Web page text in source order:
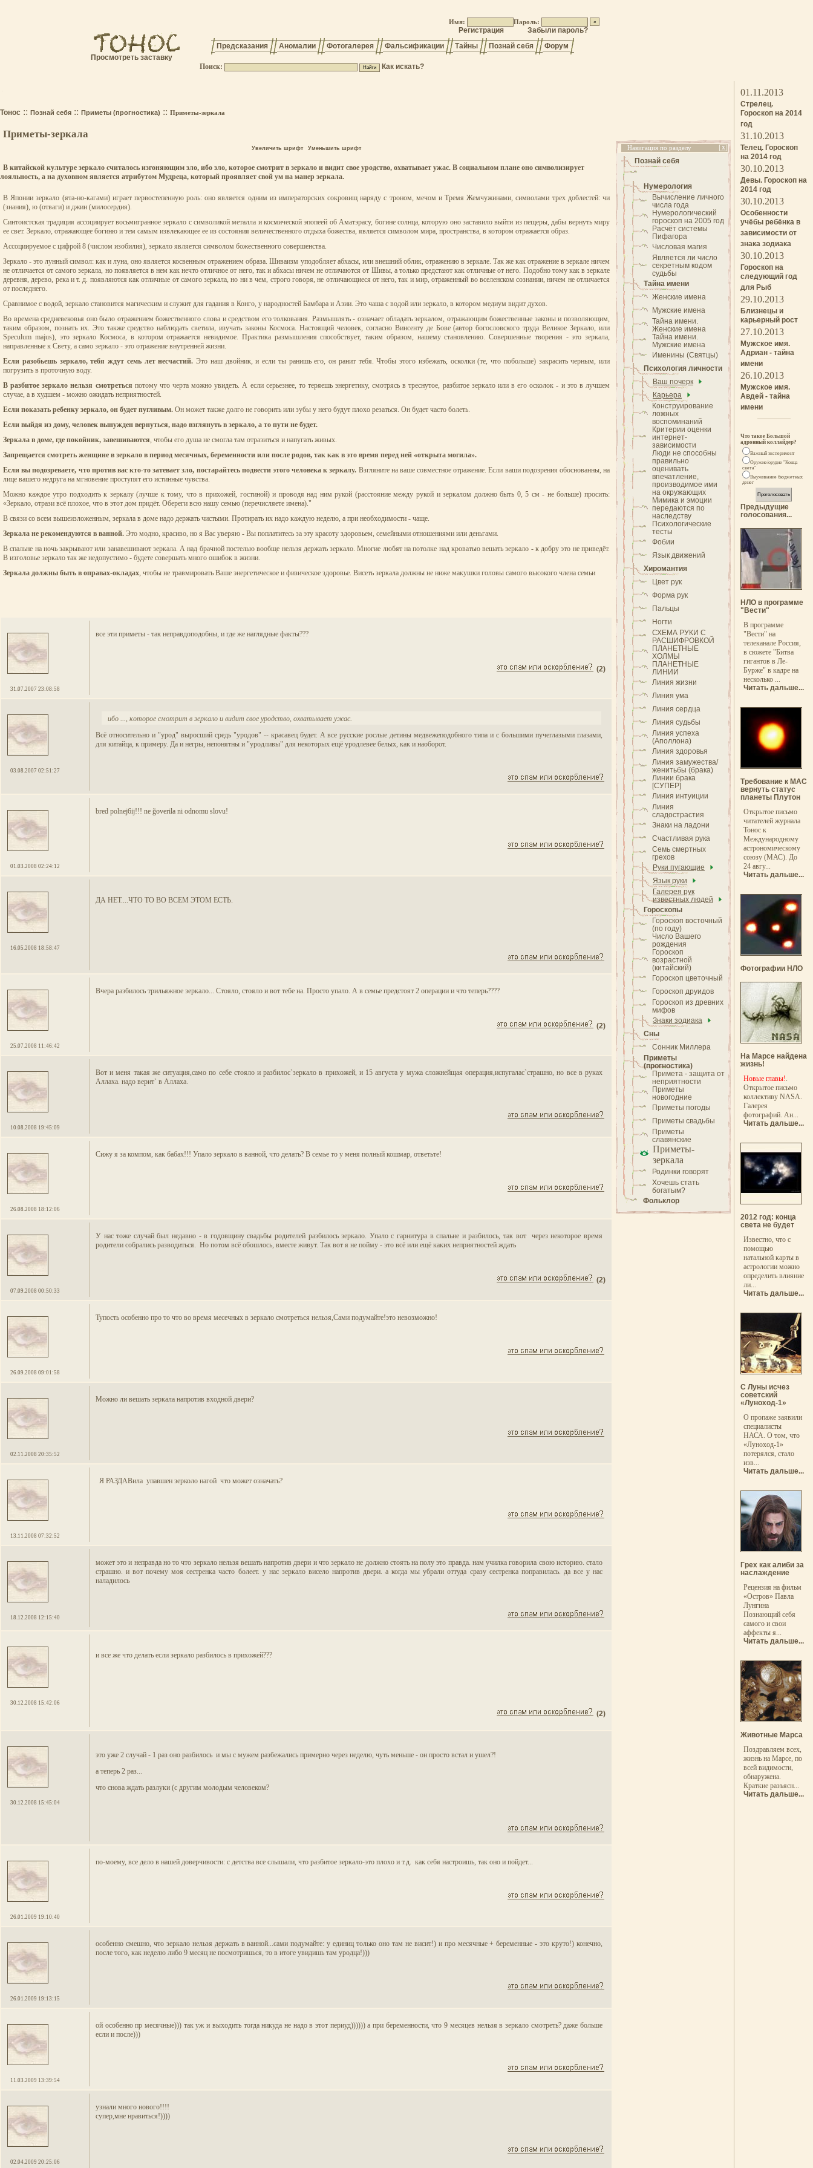
Имя: Пароль:
Регистрация
Забыли пароль?
Предсказания
Аномалии Фотогалерея Фальсификации Тайны Познай себя Форум
Поиск: Как искать?
Тонос :: Познай себя :: Приметы (прогностика) :: Приметы-зеркала
Приметы-зеркала
Увеличить шрифт Уменьшить шрифт
В китайской культуре зеркало считалось изгоняющим зло, ибо зло, которое смотрит в зеркало и видит свое уродство, охватывает ужас. В социальном плане оно символизирует
лояльность, а на духовном является атрибутом Мудреца, который проявляет свой ум на манер зеркала.
В Японии зеркало (ята-но-кагами) играет первостепенную роль: оно является одним из императорских сокровищ наряду с троном, мечом и Тремя Жемчужинами, символами трех доблестей: чи
(знания), ю (отваги) и джин (милосердия).
Синтоистская традиция ассоциирует восьмигранное зеркало с символикой металла и космической эпопеей об Аматэрасу, богине солнца, которую оно заставило выйти из пещеры, дабы вернуть миру
ее свет. Зеркало, отражающее богиню и тем самым извлекающее ее из состояния величественного отдыха божества, является символом мира, пространства, в котором отражается образ.
Ассоциируемое с цифрой 8 (числом изобилия), зеркало является символом божественного совершенства.
Зеркало - это лунный символ: как и луна, оно является косвенным отражением образа. Шиваизм уподобляет абхасы, или внешний облик, отражению в зеркале. Так же как отражение в зеркале ничем
не отличается от самого зеркала, но появляется в нем как нечто отличное от него, так и абхасы ничем не отличаются от Шивы, а только предстают как отличные от него. Подобно тому как в зеркале
деревня, дерево, река и т. д. появляются как отличные от самого зеркала, но ни в чем, строго говоря, не отличающиеся от него, так и мир, отраженный во вселенском сознании, ничем не отличается
от последнего.
Сравнимое с водой, зеркало становится магическим и служит для гадания в Конго, у народностей Бамбара и Азии. Это чаша с водой или зеркало, в котором медиум видит духов.
Во времена средневековья оно было отражением божественного слова и средством его толкования. Размышлять - означает обладать зеркалом, отражающим божественные законы и позволяющим,
таким образом, познать их. Это также средство наблюдать светила, изучать законы Космоса. Настоящий человек, согласно Винсенту де Бове (автор богословского труда Великое Зеркало, или
Speculum majus), это зеркало Космоса, в котором отражается невидимое. Практика размышления способствует, таким образом, нашему становлению. Совершенные творения - это зеркала,
направленные к Свету, а само зеркало - это отражение внутренней жизни.
Если разобьешь зеркало, тебя ждут семь лет несчастий. Это наш двойник, и если ты ранишь его, он ранит тебя. Чтобы этого избежать, осколки (те, что побольше) закрасить черным, или
погрузить в проточную воду.
В разбитое зеркало нельзя смотреться потому что черта можно увидеть. А если серьезнее, то теряешь энергетику, смотрясь в треснутое, разбитое зеркало или в его осколок - и это в лучшем
случае, а в худшем - можно ожидать неприятностей.
Если показать ребенку зеркало, он будет пугливым. Он может также долго не говорить или зубы у него будут плохо резаться. Он будет часто болеть.
Если выйдя из дому, человек вынужден вернуться, надо взглянуть в зеркало, а то пути не будет.
Зеркала в доме, где покойник, завешиваются, чтобы его душа не смогла там отразиться и напугать живых.
Запрещается смотреть женщине в зеркало в период месячных, беременности или после родов, так как в это время перед ней «открыта могила».
Если вы подозреваете, что против вас кто-то затевает зло, постарайтесь подвести этого человека к зеркалу. Взгляните на ваше совместное отражение. Если ваши подозрения обоснованны, на
лице вашего недруга на мгновение проступят его истинные чувства.
Можно каждое утро подходить к зеркалу (лучше к тому, что в прихожей, гостиной) и проводя над ним рукой (расстояние между рукой и зеркалом должно быть 0, 5 см - не больше) просить:
«Зеркало, отрази всё плохое, что в этот дом придёт. Обереги всю нашу семью (перечисляете имена)."
В связи со всем вышеизложенным, зеркала в доме надо держать чистыми. Протирать их надо каждую неделю, а при необходимости - чаще.
Зеркала не рекомендуются в ванной. Это модно, красиво, но я Вас уверяю - Вы поплатитесь за эту красоту здоровьем, семейными отношениями или деньгами.
В спальне на ночь закрывают или занавешивают зеркала. А над брачной постелью вообще нельзя держать зеркало. Многие любят на потолке над кроватью вешать зеркало - к добру это не приведёт.
В изголовье зеркало так же недопустимо - будете совершать много ошибок в жизни.
Зеркала должны быть в оправах-окладах, чтобы не травмировать Ваше энергетическое и физическое здоровье. Висеть зеркала должны не ниже макушки головы самого высокого члена семьи
31.07.2007 23:08:58
все эти приметы - так неправдоподобны, и где же наглядные факты???
(2)
03.08.2007 02:51:27
ибо ..., которое смотрит в зеркало и видит свое уродство, охватывает ужас.
Всё относительно и "урод" выросший средь "уродов" -- красавец будет. А все русские рослые детины медвежеподобного типа и с большими пучеглазыми глазами,
для китайца, к примеру. Да и негры, непонятны и "уродливы" для некоторых ещё уродлевее белых, как и наоборот.
01.03.2008 02:24:12
bred polnej6ij!!! ne ğoverila ni odnomu slovu!
16.05.2008 18:58:47
ДА НЕТ....ЧТО ТО ВО ВСЕМ ЭТОМ ЕСТЬ.
25.07.2008 11:46:42
Вчера разбилось трильяжное зеркало... Стояло, стояло и вот тебе на. Просто упало. А в семье предстоят 2 операции и что теперь????
(2)
10.08.2008 19:45:09
Вот и меня такая же ситуация,само по себе стояло и разбилос`зеркало в прихожей, и 15 августа у мужа сложнейщая операция,испугалас`страшно, но все в руках
Аллаха. надо верит` в Аллаха.
26.08.2008 18:12:06
Сижу я за компом, как бабах!!! Упало зеркало в ванной, что делать? В семье то у меня полный кошмар, ответьте!
07.09.2008 00:50:33
У нас тоже случай был недавно - в годовщину свадьбы родителей разбилось зеркало. Упало с гарнитура в спальне и разбилось, так вот через некоторое время
родители собрались разводиться. Но потом всё обошлось, вместе живут. Так вот я не пойму - это всё или ещё каких неприятностей ждать
(2)
26.09.2008 09:01:58
Тупость особенно про то что во время месечных в зеркало смотреться нельзя,Сами подумайте!это невозможно!
02.11.2008 20:35:52
Можно ли вешать зеркала напротив входной двери?
13.11.2008 07:32:52
Я РАЗДАВила упавшен зерколо нагой что может означать?
18.12.2008 12:15:40
может это и неправда но то что зеркало нельзя вешать напротив двери и что зеркало не должно стоять на полу это правда. нам училка говорила свою историю. стало
страшно. и вот почему моя сестренка часто болеет. у нас зеркало висело напротив двери. а когда мы убрали оттуда сразу сестренка поправилась. да все у нас
наладилось
30.12.2008 15:42:06
и все же что делать если зеркало разбилось в прихожей???
(2)
30.12.2008 15:45:04
это уже 2 случай - 1 раз оно разбилось и мы с мужем разбежались примерно через неделю, чуть меньше - он просто встал и ушел?!
а теперь 2 раз...
что снова ждать разлуки (с другим молодым человеком?
26.01.2009 19:10:40
по-моему, все дело в нашей доверчивости: с детства все слышали, что разбитое зеркало-это плохо и т.д. как себя настроишь, так оно и пойдет...
26.01.2009 19:13:15
особенно смешно, что зеркало нельзя держать в ванной...сами подумайте: у единиц только оно там не висит!) и про месячные + беременные - это круто!) конечно,
после того, как неделю либо 9 месяц не посмотришься, то в итоге увидишь там уродца!)))
11.03.2009 13:39:54
ой особенно пр месячные))) так уж и выходить тогда никуда не надо в этот периуд)))))) а при беременности, что 9 месяцев нельзя в зеркало смотреть? даже больше
если и после)))
02.04.2009 20:25:06
узнали много нового!!!!
супер,мне нравиться!))))
Навигация по разделу X
Познай себя
Нумерология
Вычисление личного
числа года
Нумерологический
гороскоп на 2005 год
Расчёт системы
Пифагора
Числовая магия
Является ли число
секретным кодом
судьбы
Тайна имени
Женские имена
Мужские имена
Тайна имени.
Женские имена
Тайна имени.
Мужские имена
Именины (Святцы)
Психология личности
Ваш почерк
Карьера
Конструирование
ложных
воспоминаний
Критерии оценки
интернет-
зависимости
Люди не способны
правильно
оценивать
впечатление,
производимое ими
на окружающих
Мимика и эмоции
передаются по
наследству
Психологические
тесты
Фобии
Язык движений
Хиромантия
Цвет рук
Форма рук
Пальцы
Ногти
СХЕМА РУКИ С
РАСШИФРОВКОЙ
ПЛАНЕТНЫЕ
ХОЛМЫ
ПЛАНЕТНЫЕ
ЛИНИИ
Линия жизни
Линия ума
Линия сердца
Линия судьбы
Линия успеха
(Аполлона)
Линия здоровья
Линия замужества/
женитьбы (брака)
Линии брака
[СУПЕР]
Линия интуиции
Линия
сладострастия
Знаки на ладони
Счастливая рука
Семь смертных
грехов
Руки пугающие
Язык руки
Галерея рук
известных людей
Гороскопы
Гороскоп восточный
(по году)
Число Вашего
рождения
Гороскоп
возрастной
(китайский)
Гороскоп цветочный
Гороскоп друидов
Гороскоп из древних
мифов
Знаки зодиака
Сны
Сонник Миллера
Приметы
(прогностика)
Примета - защита от
неприятности
Приметы
новогодние
Приметы погоды
Приметы свадьбы
Приметы
славянские
Приметы-
зеркала
Родинки говорят
Хочешь стать
богатым?
Фольклор
01.11.2013
Стрелец.
Гороскоп на 2014
год
31.10.2013
Телец. Гороскоп
на 2014 год
30.10.2013
Девы. Гороскоп на
2014 год
30.10.2013
Особенности
учёбы ребёнка в
зависимости от
знака зодиака
30.10.2013
Гороскоп на
следующий год
для Рыб
29.10.2013
Близнецы и
карьерный рост
27.10.2013
Мужское имя.
Адриан - тайна
имени
26.10.2013
Мужское имя.
Авдей - тайна
имени
Что такое Большой
адронный коллайдер?
Важный эксперимент
Оружие/орудие "Конца
света"
Выуживание бюджетных
денег
Предыдущие
голосования...
НЛО в программе
"Вести"
В программе
"Вести" на
телеканале Россия,
в сюжете "Битва
гигантов в Ле-
Бурже" в кадре на
несколько ...
Читать дальше...
Требование к МАС
вернуть статус
планеты Плутон
Открытое письмо
читателей журнала
Тонос к
Международному
астрономическому
союзу (МАС). До
24 авгу...
Читать дальше...
Фотографии НЛО
На Марсе найдена
жизнь!
Новые главы!.
Открытое письмо
коллективу NASA.
Галерея
фотографий. Ан...
Читать дальше...
2012 год: конца
света не будет
Известно, что с
помощью
натальной карты в
астрологии можно
определить влияние
ли...
Читать дальше...
С Луны исчез
советский
«Луноход-1»
О пропаже заявили
специалисты
НАСА. О том, что
«Луноход-1»
потерялся, стало
изв...
Читать дальше...
Грех как алиби за
наслаждение
Рецензия на фильм
«Остров» Павла
Лунгина
Познающий себя
самого и свои
аффекты я...
Читать дальше...
Животные Марса
Поздравляем всех,
жизнь на Марсе, по
всей видимости,
обнаружена.
Краткие разъясн...
Читать дальше...
Просмотреть заставку